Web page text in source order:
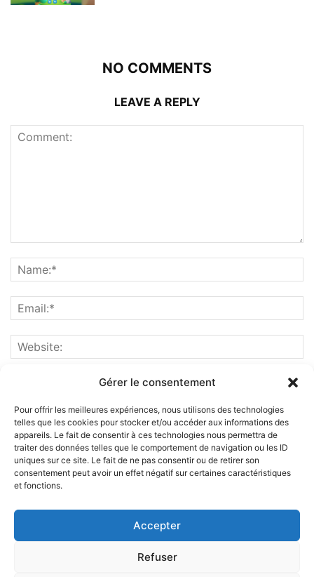
Gérer le consentement
Pour offrir les meilleures expériences, nous utilisons des technologies
telles que les cookies pour stocker et/ou accéder aux informations des
appareils. Le fait de consentir à ces technologies nous permettra de
traiter des données telles que le comportement de navigation ou les ID
uniques sur ce site. Le fait de ne pas consentir ou de retirer son
consentement peut avoir un effet négatif sur certaines caractéristiques
et fonctions.
Accepter
Refuser
NO COMMENTS
LEAVE A REPLY
ABOUT US
FOLLOW US